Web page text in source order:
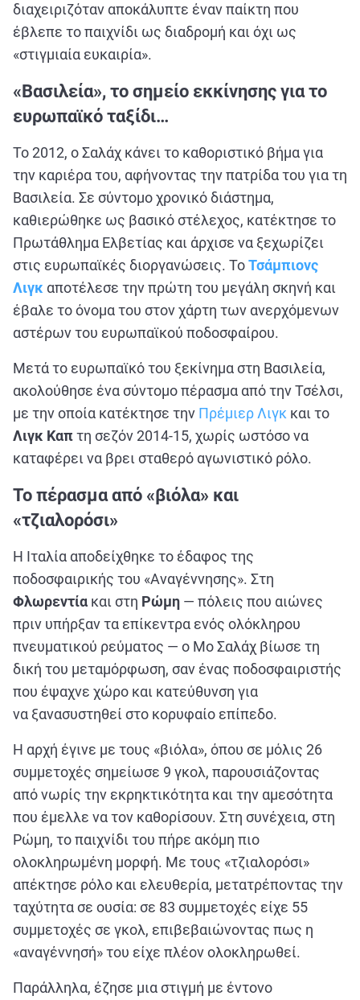
διαχειριζόταν αποκάλυπτε έναν παίκτη που
έβλεπε το παιχνίδι ως διαδρομή και όχι ως
«στιγμιαία ευκαιρία».
«Βασιλεία», το σημείο εκκίνησης για το
ευρωπαϊκό ταξίδι…
Το 2012, ο Σαλάχ κάνει το καθοριστικό βήμα για
την καριέρα του, αφήνοντας την πατρίδα του για τη
Βασιλεία. Σε σύντομο χρονικό διάστημα,
καθιερώθηκε ως βασικό στέλεχος, κατέκτησε το
Πρωτάθλημα Ελβετίας και άρχισε να ξεχωρίζει
στις ευρωπαϊκές διοργανώσεις. ΤοΤσάμπιονς
Λιγκ αποτέλεσε την πρώτη του μεγάλη σκηνή και
έβαλε το όνομα του στον χάρτη των ανερχόμενων
αστέρων του ευρωπαϊκού ποδοσφαίρου.
Μετά το ευρωπαϊκό του ξεκίνημα στη Βασιλεία,
ακολούθησε ένα σύντομο πέρασμα από την Τσέλσι,
με την οποία κατέκτησε την Πρέμιερ Λιγκ και το
Λιγκ Καπτη σεζόν 2014‑15, χωρίς ωστόσο να
καταφέρει να βρει σταθερό αγωνιστικό ρόλο.
Το πέρασμα από «βιόλα» και
«τζιαλορόσι»
Η Ιταλία αποδείχθηκε το έδαφος της
ποδοσφαιρικής του «Αναγέννησης». Στη
Φλωρεντία και στη Ρώμη — πόλεις που αιώνες
πριν υπήρξαν τα επίκεντρα ενός ολόκληρου
πνευματικού ρεύματος — ο Μο Σαλάχ βίωσε τη
δική του μεταμόρφωση, σαν ένας ποδοσφαιριστής
που έψαχνε χώρο και κατεύθυνση για
να ξανασυστηθεί στο κορυφαίο επίπεδο.
Η αρχή έγινε με τους «βιόλα», όπου σε μόλις 26
συμμετοχές σημείωσε 9 γκολ, παρουσιάζοντας
από νωρίς την εκρηκτικότητα και την αμεσότητα
που έμελλε να τον καθορίσουν. Στη συνέχεια, στη
Ρώμη, το παιχνίδι του πήρε ακόμη πιο
ολοκληρωμένη μορφή. Με τους «τζιαλορόσι»
απέκτησε ρόλο και ελευθερία, μετατρέποντας την
ταχύτητα σε ουσία: σε 83 συμμετοχές είχε 55
συμμετοχές σε γκολ, επιβεβαιώνοντας πως η
«αναγέννησή» του είχε πλέον ολοκληρωθεί.
Παράλληλα, έζησε μια στιγμή με έντονο